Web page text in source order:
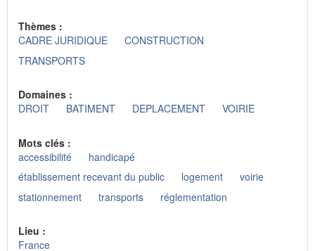
Thèmes :
CADRE JURIDIQUE
CONSTRUCTION
TRANSPORTS
Domaines :
DROIT
BATIMENT DEPLACEMENT VOIRIE
Mots clés :
accessibilité
handicapé
établissement recevant du public
logement
voirie
stationnement
transports réglementation
Lieu :
France